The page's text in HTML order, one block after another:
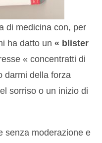
di medicina con, per
ha datto un« blister
« concentratti di
darmi della forza
sorriso o un inizio di
senza moderazione e